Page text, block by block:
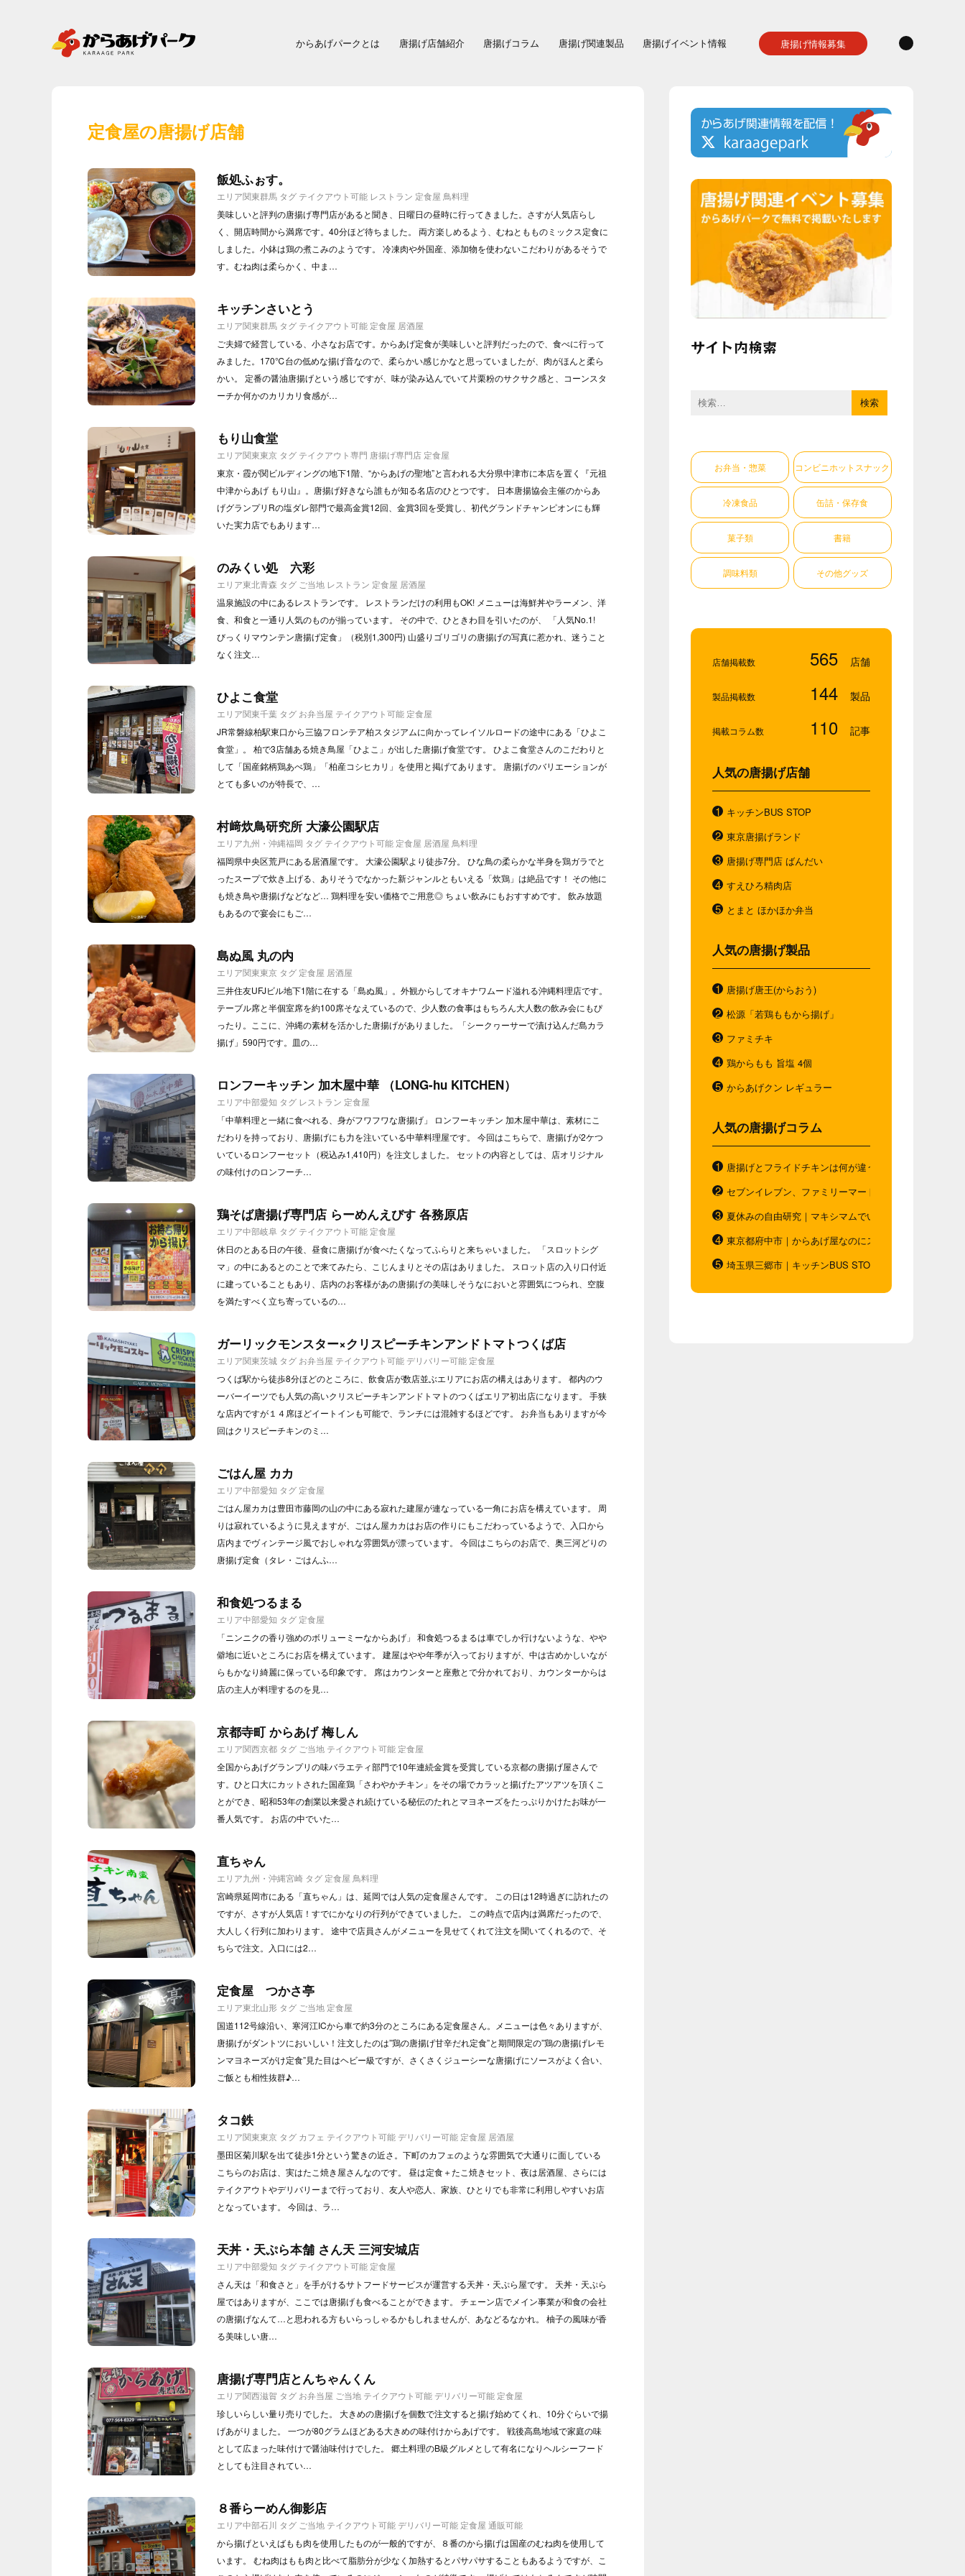
からあげパークとは 唐揚げ店舗紹介 唐揚げコラム 唐揚げ関連製品 唐揚げイベント情報 唐揚げ情報募集
定食屋の唐揚げ店舗
飯処ふぉす。
エリア関東群馬 タグ テイクアウト可能 レストラン 定食屋 鳥料理
美味しいと評判の唐揚げ専門店があると聞き、日曜日の昼時に行ってきました。さすが人気店らし
く、開店時間から満席です。40分ほど待ちました。 両方楽しめるよう、むねともものミックス定食に
しました。小鉢は鶏の煮こみのようです。 冷凍肉や外国産、添加物を使わないこだわりがあるそうで
す。むね肉は柔らかく、中ま…
キッチンさいとう
エリア関東群馬 タグ テイクアウト可能 定食屋 居酒屋
ご夫婦で経営している、小さなお店です。からあげ定食が美味しいと評判だったので、食べに行って
みました。170℃台の低めな揚げ音なので、柔らかい感じかなと思っていましたが、肉がほんと柔ら
かい。 定番の醤油唐揚げという感じですが、味が染み込んでいて片栗粉のサクサク感と、コーンスタ
ーチか何かのカリカリ食感が…
もり山食堂
エリア関東東京 タグ テイクアウト専門 唐揚げ専門店 定食屋
東京・霞が関ビルディングの地下1階、“からあげの聖地”と言われる大分県中津市に本店を置く『元祖
中津からあげ もり山』。唐揚げ好きなら誰もが知る名店のひとつです。 日本唐揚協会主催のからあ
げグランプリRの塩ダレ部門で最高金賞12回、金賞3回を受賞し、初代グランドチャンピオンにも輝
いた実力店でもあります…
のみくい処 六彩
エリア東北青森 タグ ご当地 レストラン 定食屋 居酒屋
温泉施設の中にあるレストランです。 レストランだけの利用もOK! メニューは海鮮丼やラーメン、洋
食、和食と一通り人気のものが揃っています。 その中で、ひときわ目を引いたのが、 「人気No.1!
びっくりマウンテン唐揚げ定食」（税別1,300円) 山盛りゴリゴリの唐揚げの写真に惹かれ、迷うこと
なく注文…
ひよこ食堂
エリア関東千葉 タグ お弁当屋 テイクアウト可能 定食屋
JR常磐線柏駅東口から三協フロンテア柏スタジアムに向かってレイソルロードの途中にある「ひよこ
食堂」。 柏で3店舗ある焼き鳥屋「ひよこ」が出した唐揚げ食堂です。 ひよこ食堂さんのこだわりと
して「国産銘柄鶏あべ鶏」「柏産コシヒカリ」を使用と掲げてあります。 唐揚げのバリエーションが
とても多いのが特長で、…
村﨑炊鳥研究所 大濠公園駅店
エリア九州・沖縄福岡 タグ テイクアウト可能 定食屋 居酒屋 鳥料理
福岡県中央区荒戸にある居酒屋です。 大濠公園駅より徒歩7分。 ひな鳥の柔らかな半身を鶏ガラでと
ったスープで炊き上げる、ありそうでなかった新ジャンルともいえる「炊鶏」は絶品です！ その他に
も焼き鳥や唐揚げなどなど… 鶏料理を安い価格でご用意◎ ちょい飲みにもおすすめです。 飲み放題
もあるので宴会にもご…
島ぬ風 丸の内
エリア関東東京 タグ 定食屋 居酒屋
三井住友UFJビル地下1階に在する「島ぬ風」。外観からしてオキナワムード溢れる沖縄料理店です。
テーブル席と半個室席を約100席そなえているので、少人数の食事はもちろん大人数の飲み会にもぴ
ったり。ここに、沖縄の素材を活かした唐揚げがありました。「シークヮーサーで漬け込んだ島カラ
揚げ」590円です。皿の…
ロンフーキッチン 加木屋中華 （LONG-hu KITCHEN）
エリア中部愛知 タグ レストラン 定食屋
「中華料理と一緒に食べれる、身がフワフワな唐揚げ」 ロンフーキッチン 加木屋中華は、素材にこ
だわりを持っており、唐揚げにも力を注いている中華料理屋です。 今回はこちらで、唐揚げが2ケつ
いているロンフーセット（税込み1,410円）を注文しました。 セットの内容としては、店オリジナル
の味付けのロンフーチ…
鶏そば唐揚げ専門店 らーめんえびす 各務原店
エリア中部岐阜 タグ テイクアウト可能 定食屋
休日のとある日の午後、昼食に唐揚げが食べたくなってふらりと来ちゃいました。 「スロットシグ
マ」の中にあるとのことで来てみたら、こじんまりとその店はありました。 スロット店の入り口付近
に建っていることもあり、店内のお客様があの唐揚げの美味しそうなにおいと雰囲気につられ、空腹
を満たすべく立ち寄っているの…
ガーリックモンスター×クリスピーチキンアンドトマトつくば店
エリア関東茨城 タグ お弁当屋 テイクアウト可能 デリバリー可能 定食屋
つくば駅から徒歩8分ほどのところに、飲食店が数店並ぶエリアにお店の構えはあります。 都内のウ
ーバーイーツでも人気の高いクリスピーチキンアンドトマトのつくばエリア初出店になります。 手狭
な店内ですが１４席ほどイートインも可能で、ランチには混雑するほどです。 お弁当もありますが今
回はクリスピーチキンのミ…
ごはん屋 カカ
エリア中部愛知 タグ 定食屋
ごはん屋カカは豊田市藤岡の山の中にある寂れた建屋が連なっている一角にお店を構えています。 周
りは寂れているように見えますが、ごはん屋カカはお店の作りにもこだわっているようで、入口から
店内までヴィンテージ風でおしゃれな雰囲気が漂っています。 今回はこちらのお店で、奥三河どりの
唐揚げ定食（タレ・ごはんふ…
和食処つるまる
エリア中部愛知 タグ 定食屋
「ニンニクの香り強めのボリューミーなからあげ」 和食処つるまるは車でしか行けないような、やや
僻地に近いところにお店を構えています。 建屋はやや年季が入っておりますが、中は古めかしいなが
らもかなり綺麗に保っている印象です。 席はカウンターと座敷とで分かれており、カウンターからは
店の主人が料理するのを見…
京都寺町 からあげ 梅しん
エリア関西京都 タグ ご当地 テイクアウト可能 定食屋
全国からあげグランプリの味バラエティ部門で10年連続金賞を受賞している京都の唐揚げ屋さんで
す。ひと口大にカットされた国産鶏「さわやかチキン」をその場でカラッと揚げたアツアツを頂くこ
とができ、昭和53年の創業以来愛され続けている秘伝のたれとマヨネーズをたっぷりかけたお味が一
番人気です。 お店の中でいた…
直ちゃん
エリア九州・沖縄宮崎 タグ 定食屋 鳥料理
宮崎県延岡市にある「直ちゃん」は、延岡では人気の定食屋さんです。 この日は12時過ぎに訪れたの
ですが、さすが人気店！すでにかなりの行列ができていました。 この時点で店内は満席だったので、
大人しく行列に加わります。 途中で店員さんがメニューを見せてくれて注文を聞いてくれるので、そ
ちらで注文。入口には2…
定食屋 つかさ亭
エリア東北山形 タグ ご当地 定食屋
国道112号線沿い、寒河江ICから車で約3分のところにある定食屋さん。メニューは色々ありますが、
唐揚げがダントツにおいしい！注文したのは”鶏の唐揚げ甘辛だれ定食”と期間限定の”鶏の唐揚げレモ
ンマヨネーズがけ定食”見た目はヘビー級ですが、さくさくジューシーな唐揚げにソースがよく合い、
ご飯とも相性抜群♪…
タコ鉄
エリア関東東京 タグ カフェ テイクアウト可能 デリバリー可能 定食屋 居酒屋
墨田区菊川駅を出て徒歩1分という驚きの近さ。下町のカフェのような雰囲気で大通りに面している
こちらのお店は、実はたこ焼き屋さんなのです。 昼は定食＋たこ焼きセット、夜は居酒屋、さらには
テイクアウトやデリバリーまで行っており、友人や恋人、家族、ひとりでも非常に利用しやすいお店
となっています。 今回は、ラ…
天丼・天ぷら本舗 さん天 三河安城店
エリア中部愛知 タグ テイクアウト可能 定食屋
さん天は「和食さと」を手がけるサトフードサービスが運営する天丼・天ぷら屋です。 天丼・天ぷら
屋ではありますが、ここでは唐揚げも食べることができます。 チェーン店でメイン事業が和食の会社
の唐揚げなんて…と思われる方もいらっしゃるかもしれませんが、あなどるなかれ。 柚子の風味が香
る美味しい唐…
唐揚げ専門店とんちゃんくん
エリア関西滋賀 タグ お弁当屋 ご当地 テイクアウト可能 デリバリー可能 定食屋
珍しいらしい量り売りでした。 大きめの唐揚げを個数で注文すると揚げ始めてくれ、10分ぐらいで揚
げあがりました。 一つが80グラムほどある大きめの味付けからあげです。 戦後高島地域で家庭の味
として広まった味付けで醤油味付けでした。 郷土料理のB級グルメとして有名になりヘルシーフード
としても注目されてい…
８番らーめん御影店
エリア中部石川 タグ ご当地 テイクアウト可能 デリバリー可能 定食屋 通販可能
から揚げといえばもも肉を使用したものが一般的ですが、８番のから揚げは国産のむね肉を使用して
います。 むね肉はもも肉と比べて脂肪分が少なく加熱するとパサパサすることもあるようですが、こ
サイト内検索
検
お弁当・惣菜 コンビニホットスナック
冷凍食品 缶詰・保存食
菓子類 書籍
調味料類 その他グッズ
店舗掲載数 565
製品掲載数 144
掲載コラム数 110
人気の唐揚げ店舗
キッチンBUS STOP
東京唐揚げランド
唐揚げ専門店 ばんだい
すえひろ精肉店
とまと ほかほか弁当
人気の唐揚げ製品
唐揚げ唐王(からおう)
松源「若鶏ももから揚げ」
ファミチキ
鶏からもも 旨塩 4個
からあげクン レギュラー
人気の唐揚げコラム
唐揚げとフライドチキンは何が違う？唐揚げと"唐揚げ
セブンイレブン、ファミリーマート、ローソン。コン
夏休みの自由研究｜マキシマムでいつもと違う唐揚げを
東京都府中市｜からあげ屋なのにスムージー｜ダシベ
埼玉県三郷市｜キッチンBUS STOP｜お弁当の概念を